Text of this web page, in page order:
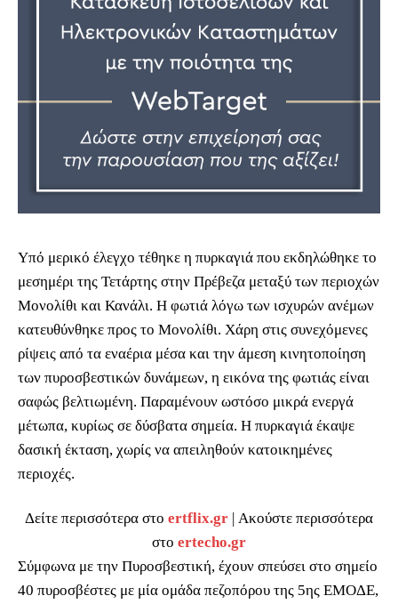
Υπό μερικό έλεγχο τέθηκε η πυρκαγιά που εκδηλώθηκε το
μεσημέρι της Τετάρτης στην Πρέβεζα μεταξύ των περιοχών
Μονολίθι και Κανάλι. Η φωτιά λόγω των ισχυρών ανέμων
κατευθύνθηκε προς το Μονολίθι. Χάρη στις συνεχόμενες
ρίψεις από τα εναέρια μέσα και την άμεση κινητοποίηση
των πυροσβεστικών δυνάμεων, η εικόνα της φωτιάς είναι
σαφώς βελτιωμένη. Παραμένουν ωστόσο μικρά ενεργά
μέτωπα, κυρίως σε δύσβατα σημεία. Η πυρκαγιά έκαψε
δασική έκταση, χωρίς να απειληθούν κατοικημένες
περιοχές.
Δείτε περισσότερα στο ertflix.gr | Ακούστε περισσότερα
στο ertecho.gr
Σύμφωνα με την Πυροσβεστική, έχουν σπεύσει στο σημείο
40 πυροσβέστες με μία ομάδα πεζοπόρου της 5ης ΕΜΟΔΕ,